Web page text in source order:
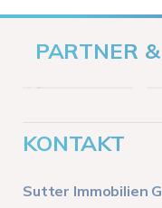
PARTNER
KONTAKT
Sutter Immobilien